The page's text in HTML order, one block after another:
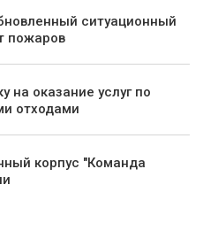
ситуационный
пожаров
на оказание услуг по
отходами
корпус "Команда